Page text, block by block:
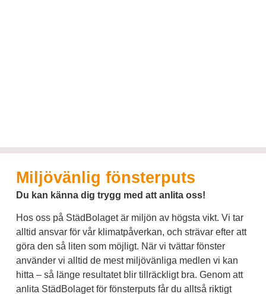
Miljövänlig fönsterputs
Du kan känna dig trygg med att anlita oss!
Hos oss på StädBolaget är miljön av högsta vikt. Vi tar
alltid ansvar för vår klimatpåverkan, och strävar efter att
göra den så liten som möjligt. När vi tvättar fönster
använder vi alltid de mest miljövänliga medlen vi kan
hitta – så länge resultatet blir tillräckligt bra. Genom att
anlita StädBolaget för fönsterputs får du alltså riktigt